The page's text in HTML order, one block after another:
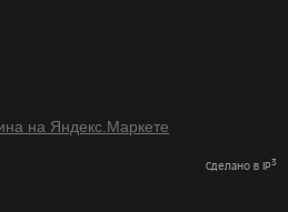
Сделано в IP3